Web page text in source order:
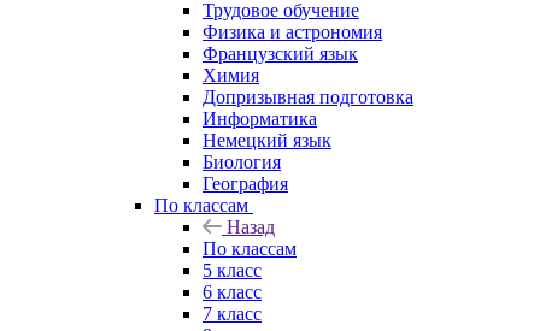
Трудовое обучение
Физика и астрономия
Французский язык
Химия
Допризывная подготовка
Информатика
Немецкий язык
Биология
География
По классам
Назад
По классам
5 класс
6 класс
7 класс